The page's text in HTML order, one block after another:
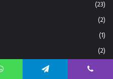
(2)
(14)
(6)
(1)